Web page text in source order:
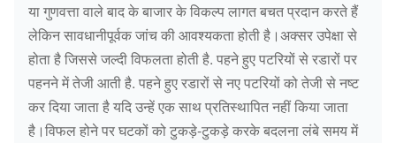
या गुणवत्ता वाले बाद के बाजार के विकल्प लागत बचत प्रदान करते हैं
लेकिन सावधानीपूर्वक जांच की आवश्यकता होती है।अक्सर उपेक्षा से
होता है जिससे जल्दी विफलता होती है. पहने हुए पटरियों से रडारों पर
पहनने में तेजी आती है. पहने हुए रडारों से नए पटरियों को तेजी से नष्ट
कर दिया जाता है यदि उन्हें एक साथ प्रतिस्थापित नहीं किया जाता
है।विफल होने पर घटकों को टुकड़े-टुकड़े करके बदलना लंबे समय में